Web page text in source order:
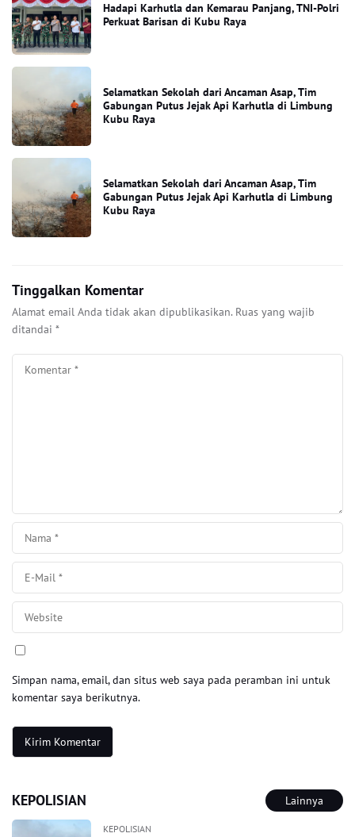
Hadapi Karhutla dan Kemarau Panjang, TNI-Polri
Perkuat Barisan di Kubu Raya
Selamatkan Sekolah dari Ancaman Asap, Tim
Gabungan Putus Jejak Api Karhutla di Limbung
Kubu Raya
Selamatkan Sekolah dari Ancaman Asap, Tim
Gabungan Putus Jejak Api Karhutla di Limbung
Kubu Raya
Tinggalkan Komentar
Alamat email Anda tidak akan dipublikasikan. Ruas yang wajib
ditandai *
Simpan nama, email, dan situs web saya pada peramban ini untuk
komentar saya berikutnya.
KEPOLISIAN Lainnya
KEPOLISIAN